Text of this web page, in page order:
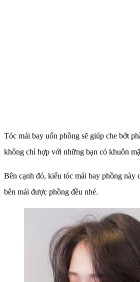
Tóc mái bay uốn phồng sẽ giúp che bớt
không chỉ hợp với những bạn có khuôn
Bên cạnh đó, kiểu tóc mái bay phồng này
bên mái được phồng đều nhé.